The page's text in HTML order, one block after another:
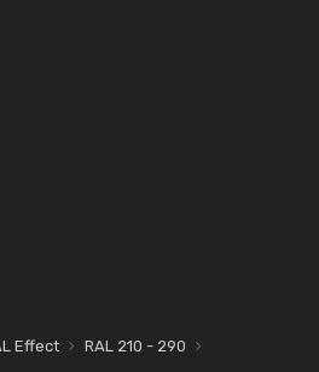
Effect
RAL 210 - 290